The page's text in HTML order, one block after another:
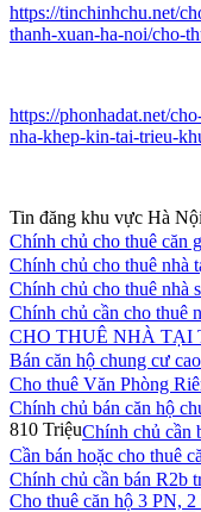
https://tinchinhchu.net/
thanh-xuan-ha-noi/cho-
https://phonhadat.net/
nha-khep-kin-tai-trieu-
Tin đăng khu vực Hà
Chính chủ cho thuê căn
Chính chủ cho thuê nhà
Chính chủ cho thuê
Chính chủ cần cho thuê
CHO THUÊ NHÀ TẠI
Bán căn hộ chung cư
Cho thuê Văn Phòng
Chính chủ bán căn hộ
810 TriệuChính chủ cần
Cần bán hoặc cho thuê
Chính chủ cần bán R2b
Cho thuê căn hộ 3 PN,